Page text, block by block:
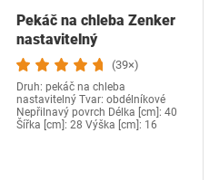
Pekáč na chleba Zenker
nastavitelný
(39×)
Druh: pekáč na chleba
nastavitelný Tvar: obdélníkové
Nepřilnavý povrch Délka [cm]: 40
Šířka [cm]: 28 Výška [cm]: 16